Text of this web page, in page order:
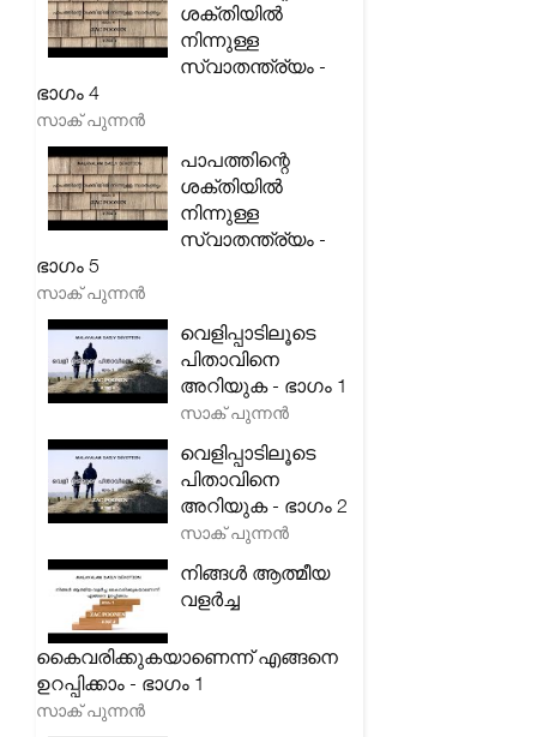
ശക്തിയിൽ
നിന്നുള്ള
സ്വാതന്ത്ര്യം -
ഭാഗം 4
സാക് പുന്നൻ
പാപത്തിന്റെ
ശക്തിയിൽ
നിന്നുള്ള
സ്വാതന്ത്ര്യം -
ഭാഗം 5
സാക് പുന്നൻ
വെളിപ്പാടിലൂടെ
പിതാവിനെ
അറിയുക - ഭാഗം 1
സാക് പുന്നൻ
വെളിപ്പാടിലൂടെ
പിതാവിനെ
അറിയുക - ഭാഗം 2
സാക് പുന്നൻ
നിങ്ങൾ ആത്മീയ
വളർച്ച
കൈവരിക്കുകയാണെന്ന് എങ്ങനെ
ഉറപ്പിക്കാം - ഭാഗം 1
സാക് പുന്നൻ